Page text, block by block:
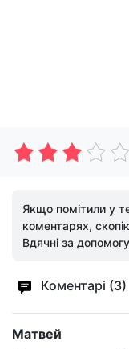
Якщо помітили у
коментарях,
Вдячні за
Коментарі (3)
Матвей